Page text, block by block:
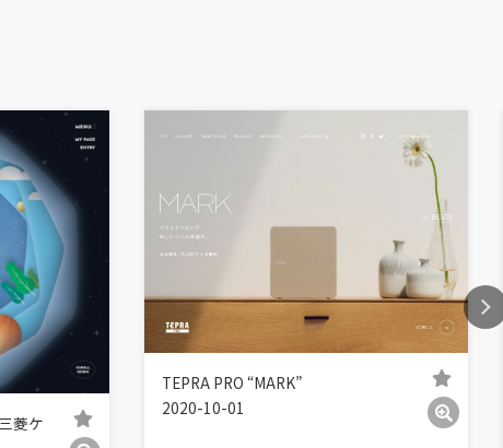
菱ケ
TEPRA PRO “MARK”
2020-10-01